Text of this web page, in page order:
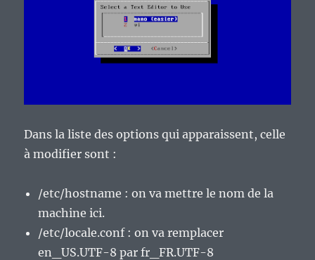
Dans la liste des options qui apparaissent, celle
à modifier sont :
/etc/hostname : on va mettre le nom de la
machine ici.
/etc/locale.conf : on va remplacer
en_US.UTF-8 par fr_FR.UTF-8